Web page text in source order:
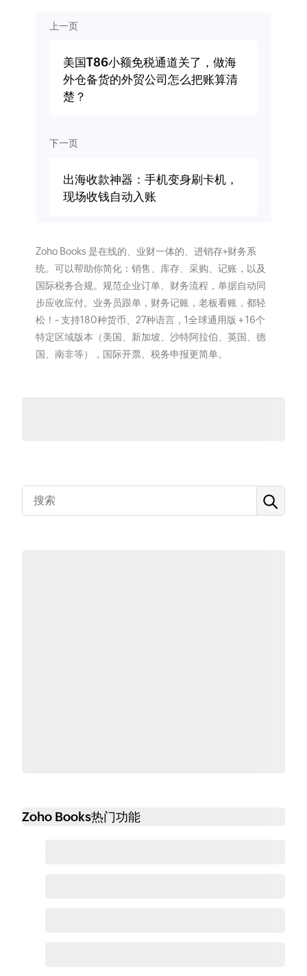
上一页
美国T86小额免税通道关了，做海
外仓备货的外贸公司怎么把账算清
楚？
下一页
出海收款神器：手机变身刷卡机，
现场收钱自动入账
Zoho Books 是在线的、业财一体的、进销存+财务系
统。可以帮助你简化：销售、库存、采购、记账，以及
国际税务合规。规范企业订单、财务流程，单据自动同
步应收应付。业务员跟单，财务记账，老板看账，都轻
松！~ 支持180种货币、27种语言，1全球通用版 + 16个
特定区域版本（美国、新加坡、沙特阿拉伯、英国、德
国、南非等），国际开票、税务申报更简单。
Zoho Books热门功能